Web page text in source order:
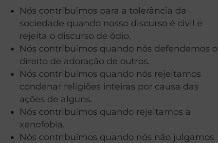
Nós contribuímos para a tolerância da
sociedade quando nosso discurso é civil e
rejeita o discurso de ódio.
Nós contribuímos quando nós defendemos o
direito de adoração de outros.
Nós contribuímos quando nós rejeitamos
condenar religiões inteiras por causa das
ações de alguns.
Nós contribuímos quando rejeitamos a
xenofobia.
Nós contribuímos quando nós não julgamos